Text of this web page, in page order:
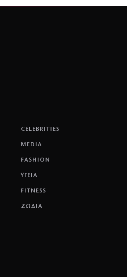
CELEBRITIES
MEDIA
FASHION
ΥΓΕΙΑ
FITNESS
ΖΩΔΙΑ